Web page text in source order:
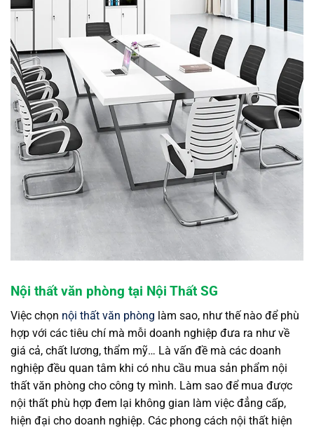
Nội thất văn phòng tại Nội Thất SG
Việc chọn nội thất văn phòng làm sao, như thế nào để phù
hợp với các tiêu chí mà mỗi doanh nghiệp đưa ra như về
giá cả, chất lương, thẩm mỹ… Là vấn đề mà các doanh
nghiệp đều quan tâm khi có nhu cầu mua sản phẩm nội
thất văn phòng cho công ty mình. Làm sao để mua được
nội thất phù hợp đem lại không gian làm việc đẳng cấp,
hiện đại cho doanh nghiệp. Các phong cách nội thất hiện